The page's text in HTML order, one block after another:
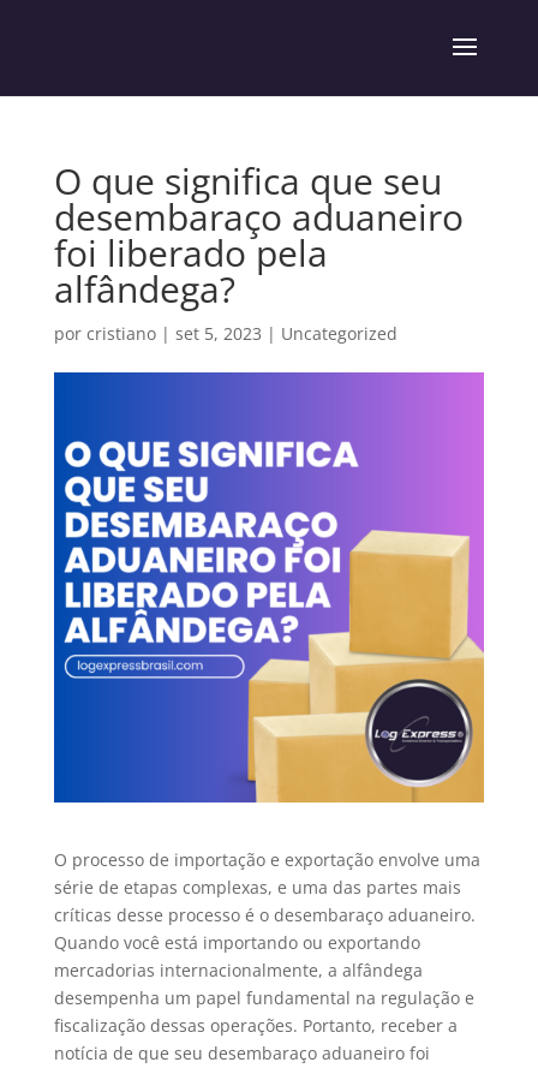
O que significa que seu
desembaraço aduaneiro
foi liberado pela
alfândega?
por cristiano| set 5, 2023 | Uncategorized
O processo de importação e exportação envolve uma
série de etapas complexas, e uma das partes mais
críticas desse processo é o desembaraço aduaneiro.
Quando você está importando ou exportando
mercadorias internacionalmente, a alfândega
desempenha um papel fundamental na regulação e
fiscalização dessas operações. Portanto, receber a
notícia de que seu desembaraço aduaneiro foi